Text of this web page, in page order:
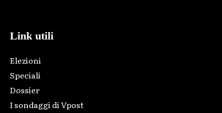
Link utili
Elezioni
Speciali
Dossier
I sondaggi di Vpost